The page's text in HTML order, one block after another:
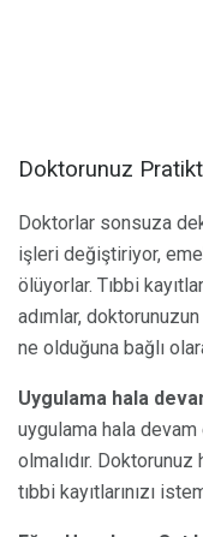
Doktorunuz
Doktorlar sonsuza
işleri değiştiriyor,
ölüyorlar. Tıbbi
adımlar,
ne olduğuna bağlı
Uygulama hala
uygulama hala devam
olmalıdır.
tıbbi kayıtlarınızı